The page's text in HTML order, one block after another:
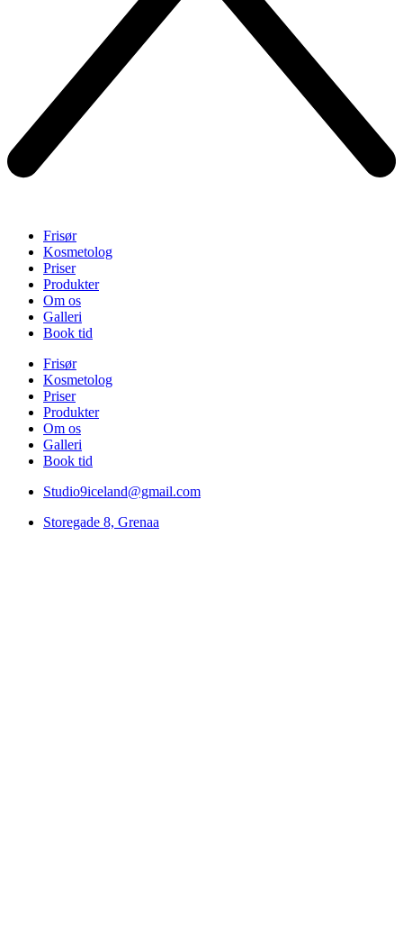
Frisør
Kosmetolog
Priser
Produkter
Om os
Galleri
Book tid
Frisør
Kosmetolog
Priser
Produkter
Om os
Galleri
Book tid
Studio9iceland@gmail.com
Storegade 8, Grenaa